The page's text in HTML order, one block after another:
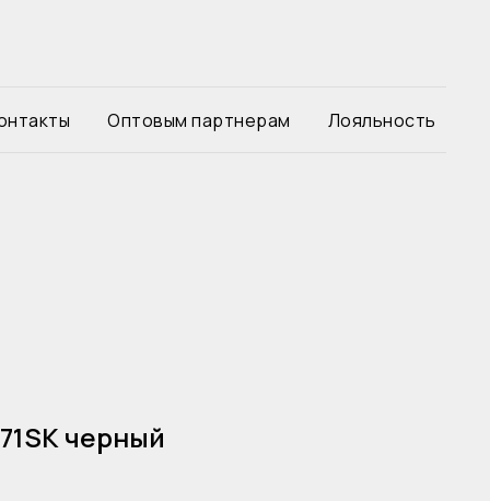
Оптовым партнерам Лояльность
черный